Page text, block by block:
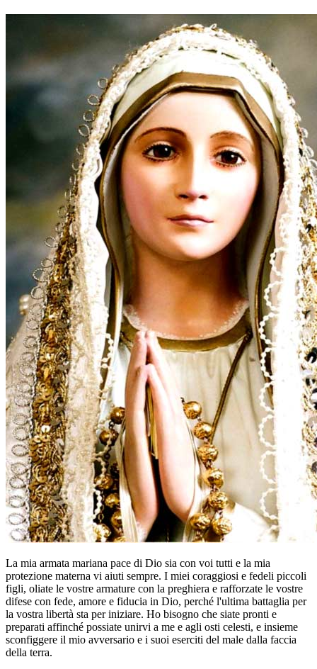
La mia armata mariana pace di Dio sia con voi tutti e la mia
protezione materna vi aiuti sempre. I miei coraggiosi e fedeli piccoli
figli, oliate le vostre armature con la preghiera e rafforzate le vostre
difese con fede, amore e fiducia in Dio, perché l'ultima battaglia per
la vostra libertà sta per iniziare. Ho bisogno che siate pronti e
preparati affinché possiate unirvi a me e agli osti celesti, e insieme
sconfiggere il mio avversario e i suoi eserciti del male dalla faccia
della terra.